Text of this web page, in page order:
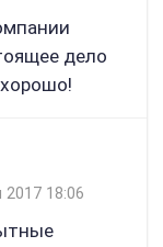
дело
хорошо!
18:06